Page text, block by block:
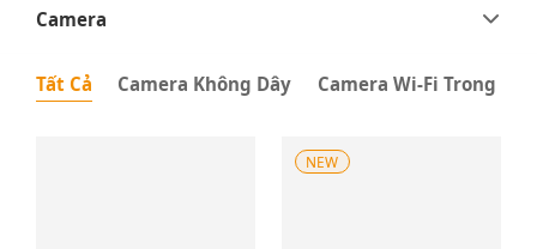
Camera
Tất Cả Camera Không Dây Camera Wi-Fi Trong Nhà
NEW